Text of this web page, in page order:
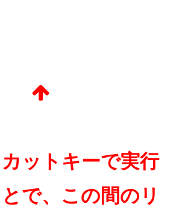
ットキーで実行
で、この間のリ